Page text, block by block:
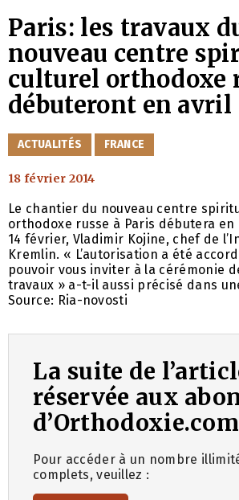
Paris: les travaux
nouveau centre
culturel orthodoxe
débuteront en avril
CATÉGORIES
ACTUALITÉS FRANCE
18 février 2014
Le chantier du nouveau centre
orthodoxe russe à Paris débutera en
14 février, Vladimir Kojine, chef de
Kremlin. « L’autorisation a été
pouvoir vous inviter à la cérémonie
travaux » a-t-il aussi précisé dans
Source: Ria-novosti
La suite de
réservée aux
Pour accéder à un nombre
complets, veuillez :